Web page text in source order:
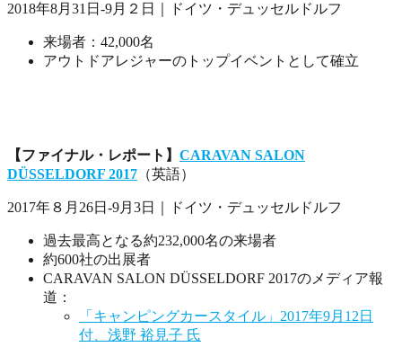
2018年8月31日-9月２日｜ドイツ・デュッセルドルフ
来場者：42,000名
アウトドアレジャーのトップイベントとして確立
【ファイナル・レポート】 CARAVAN SALON
DÜSSELDORF 2017 （英語）
2017年８月26日-9月3日｜ドイツ・デュッセルドルフ
過去最高となる約232,000名の来場者
約600社の出展者
CARAVAN SALON DÜSSELDORF 2017のメディア報
道：
「キャンピングカースタイル」2017年9月12日
付、浅野 裕見子 氏